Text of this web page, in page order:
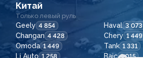
Китай
Только левый руль
Geely 4 854 Haval 3 073
Changan 4 428 Chery 1 449
Omoda 1 449 Tank 1 331
Li Auto 1 258 Baic 1 015